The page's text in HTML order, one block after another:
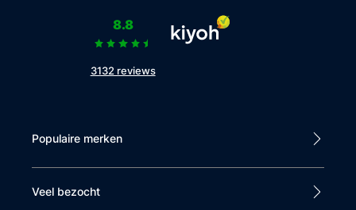
8.8
3132 reviews
Populaire merken
Veel bezocht